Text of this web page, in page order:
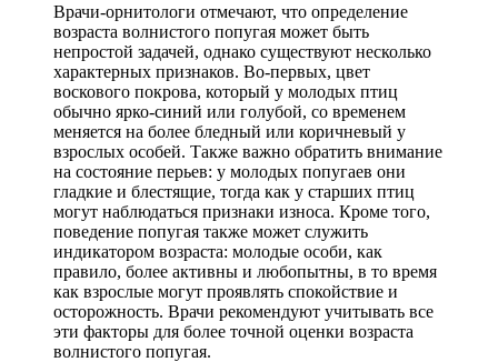
Врачи-орнитологи отмечают, что определение
возраста волнистого попугая может быть
непростой задачей, однако существуют несколько
характерных признаков. Во-первых, цвет
воскового покрова, который у молодых птиц
обычно ярко-синий или голубой, со временем
меняется на более бледный или коричневый у
взрослых особей. Также важно обратить внимание
на состояние перьев: у молодых попугаев они
гладкие и блестящие, тогда как у старших птиц
могут наблюдаться признаки износа. Кроме того,
поведение попугая также может служить
индикатором возраста: молодые особи, как
правило, более активны и любопытны, в то время
как взрослые могут проявлять спокойствие и
осторожность. Врачи рекомендуют учитывать все
эти факторы для более точной оценки возраста
волнистого попугая.